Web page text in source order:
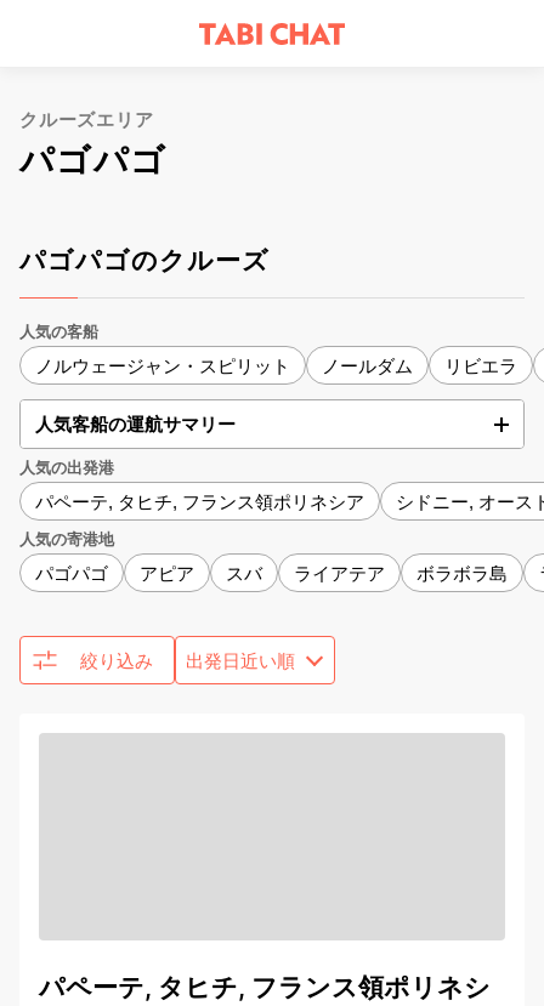
クルーズエリア
パゴパゴ
パゴパゴのクルーズ
人気の客船
ノルウェージャン・スピリット ノールダム リビエラ
人気客船の運航サマリー
人気の出発港
パペーテ, タヒチ, フランス領ポリネシア シドニー, オース
人気の寄港地
パゴパゴ アピア スバ ライアテア ボラボラ島
絞り込み
パペーテ, タヒチ, フランス領ポリネシ